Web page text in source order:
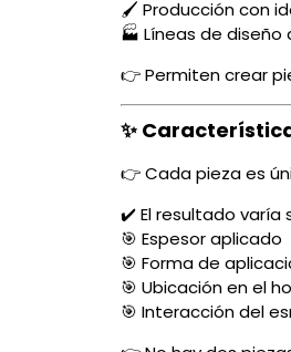
🖌️ Producción con
🏭 Líneas de
👉 Permiten crear
✨
👉 Cada pieza es
✔️ El resultado varía
🎯 Espesor aplicado
🎯 Forma de
🎯 Ubicación en el
🎯 Interacción del